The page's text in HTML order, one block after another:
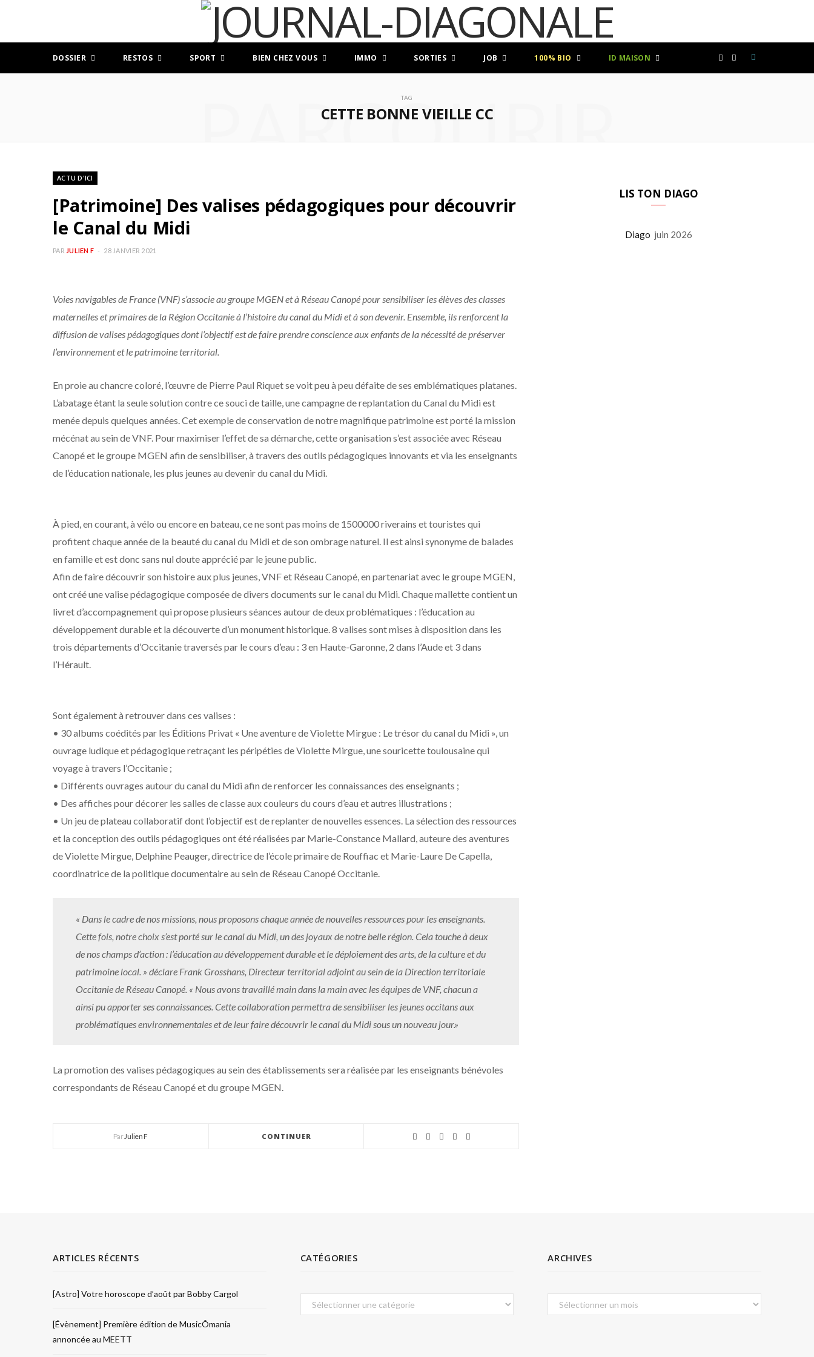
DOSSIER RESTOS SPORT BIEN CHEZ VOUS IMMO SORTIES JOB 100% BIO ID MAISON
TAG
CETTE BONNE VIEILLE CC
PARCOURIR
ACTU D'ICI
[Patrimoine] Des valises pédagogiques pour découvrir
le Canal du Midi
PAR JULIEN F 28 JANVIER 2021
Voies navigables de France (VNF) s’associe au groupe MGEN et à Réseau Canopé pour sensibiliser les élèves des classes
maternelles et primaires de la Région Occitanie à l’histoire du canal du Midi et à son devenir. Ensemble, ils renforcent la
diffusion de valises pédagogiques dont l’objectif est de faire prendre conscience aux enfants de la nécessité de préserver
l’environnement et le patrimoine territorial.
En proie au chancre coloré, l’œuvre de Pierre Paul Riquet se voit peu à peu défaite de ses emblématiques platanes.
L’abatage étant la seule solution contre ce souci de taille, une campagne de replantation du Canal du Midi est
menée depuis quelques années. Cet exemple de conservation de notre magnifique patrimoine est porté la mission
mécénat au sein de VNF. Pour maximiser l’effet de sa démarche, cette organisation s’est associée avec Réseau
Canopé et le groupe MGEN afin de sensibiliser, à travers des outils pédagogiques innovants et via les enseignants
de l’éducation nationale, les plus jeunes au devenir du canal du Midi.
À pied, en courant, à vélo ou encore en bateau, ce ne sont pas moins de 1500000 riverains et touristes qui
profitent chaque année de la beauté du canal du Midi et de son ombrage naturel. Il est ainsi synonyme de balades
en famille et est donc sans nul doute apprécié par le jeune public.
Afin de faire découvrir son histoire aux plus jeunes, VNF et Réseau Canopé, en partenariat avec le groupe MGEN,
ont créé une valise pédagogique composée de divers documents sur le canal du Midi. Chaque mallette contient un
livret d’accompagnement qui propose plusieurs séances autour de deux problématiques : l’éducation au
développement durable et la découverte d’un monument historique. 8 valises sont mises à disposition dans les
trois départements d’Occitanie traversés par le cours d’eau : 3 en Haute-Garonne, 2 dans l’Aude et 3 dans
l’Hérault.
Sont également à retrouver dans ces valises :
• 30 albums coédités par les Éditions Privat « Une aventure de Violette Mirgue : Le trésor du canal du Midi », un
ouvrage ludique et pédagogique retraçant les péripéties de Violette Mirgue, une souricette toulousaine qui
voyage à travers l’Occitanie ;
• Différents ouvrages autour du canal du Midi afin de renforcer les connaissances des enseignants ;
• Des affiches pour décorer les salles de classe aux couleurs du cours d’eau et autres illustrations ;
• Un jeu de plateau collaboratif dont l’objectif est de replanter de nouvelles essences. La sélection des ressources
et la conception des outils pédagogiques ont été réalisées par Marie-Constance Mallard, auteure des aventures
de Violette Mirgue, Delphine Peauger, directrice de l’école primaire de Rouffiac et Marie-Laure De Capella,
coordinatrice de la politique documentaire au sein de Réseau Canopé Occitanie.
« Dans le cadre de nos missions, nous proposons chaque année de nouvelles ressources pour les enseignants.
Cette fois, notre choix s’est porté sur le canal du Midi, un des joyaux de notre belle région. Cela touche à deux
de nos champs d’action : l’éducation au développement durable et le déploiement des arts, de la culture et du
patrimoine local. » déclare Frank Grosshans, Directeur territorial adjoint au sein de la Direction territoriale
Occitanie de Réseau Canopé. « Nous avons travaillé main dans la main avec les équipes de VNF, chacun a
ainsi pu apporter ses connaissances. Cette collaboration permettra de sensibiliser les jeunes occitans aux
problématiques environnementales et de leur faire découvrir le canal du Midi sous un nouveau jour.»
La promotion des valises pédagogiques au sein des établissements sera réalisée par les enseignants bénévoles
correspondants de Réseau Canopé et du groupe MGEN.
ParJulien F CONTINUER
LIS TON DIAGO
Diago juin 2026
ARTICLES RÉCENTS
[Astro] Votre horoscope d’août par Bobby Cargol
[Évènement] Première édition de MusicÔmania
annoncée au MEETT
CATÉGORIES
Catégories
ARCHIVES
Archives